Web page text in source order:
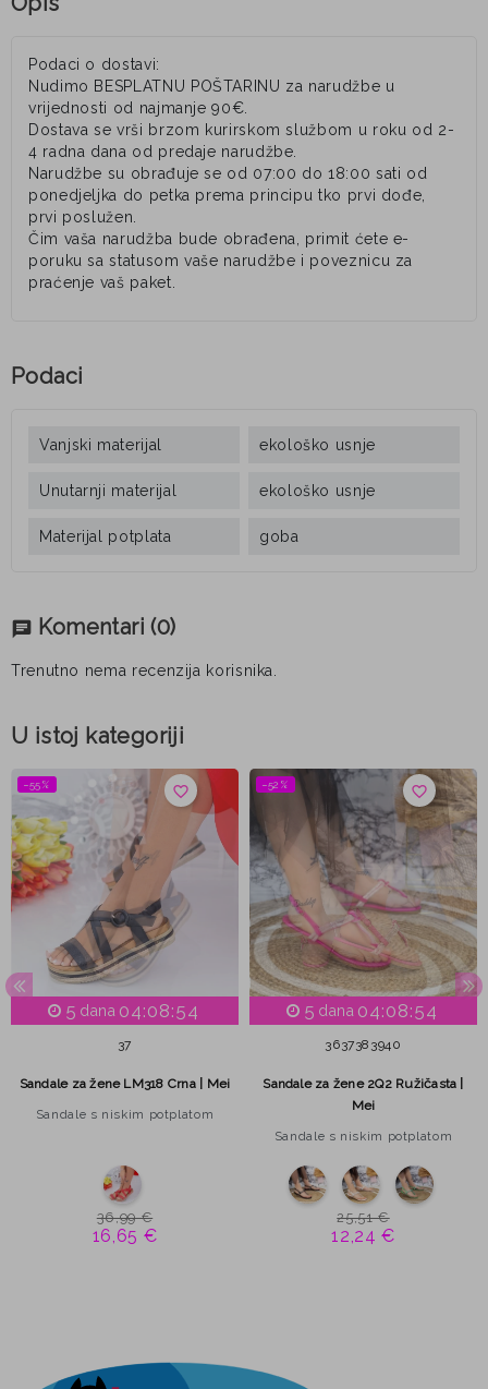
Podaci o dostavi:
Nudimo BESPLATNU POŠTARINU za narudžbe u
vrijednosti od najmanje 90€.
Dostava se vrši brzom kurirskom službom u roku od 2-
4 radna dana od predaje narudžbe.
Narudžbe su obrađuje se od 07:00 do 18:00 sati od
ponedjeljka do petka prema principu tko prvi dođe,
prvi poslužen.
Čim vaša narudžba bude obrađena, primit ćete e-
poruku sa statusom vaše narudžbe i poveznicu za
praćenje vaš paket.
Podaci
Vanjski materijal ekološko usnje
Unutarnji materijal ekološko usnje
Materijal potplata goba
chat Komentari (0)
Trenutno nema recenzija korisnika.
U istoj kategoriji
favorite_border
−55%
5 dana 04:08:53
37
Sandale za žene LM318 Crna | Mei
Sandale s niskim potplatom
16,65 €
36,99 €
favorite_border
−52%
5 dana 04:08:53
363738 3940
Sandale za žene 2Q2 Ružičasta |
Mei
Sandale s niskim potplatom
12,24 €
25,51 €